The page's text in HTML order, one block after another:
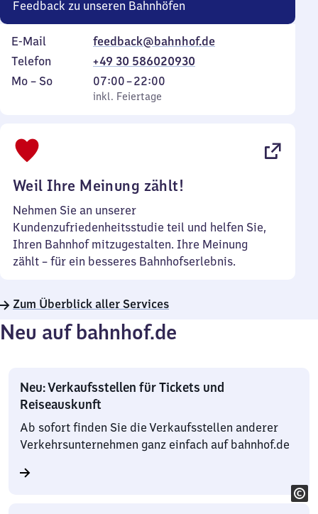
Feedback zu unseren Bahnhöfen
E-Mail
feedback@bahnhof.de
Telefon
+49 30 586020930
Montag
Mo – So,
inkl. Feiertage
07:00–22:00
Von
7
inkl. Feiertage
Weil Ihre Meinung zählt!
Nehmen Sie an unserer
Kundenzufriedenheitsstudie teil und helfen Sie,
Ihren Bahnhof mitzugestalten. Ihre Meinung
zählt – für ein besseres Bahnhofserlebnis.
Zum Überblick aller Services
Neu auf bahnhof.de
Neu: Verkaufsstellen für Tickets und
Reiseauskunft
Ab sofort finden Sie die Verkaufsstellen anderer
Verkehrsunternehmen ganz einfach auf bahnhof.de